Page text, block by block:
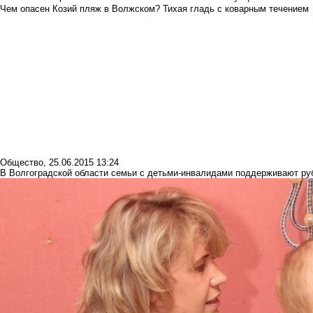
Чем опасен Козий пляж в Волжском? Тихая гладь с коварным течением
Общество, 25.06.2015 13:24
В Волгоградской области семьи с детьми-инвалидами поддерживают